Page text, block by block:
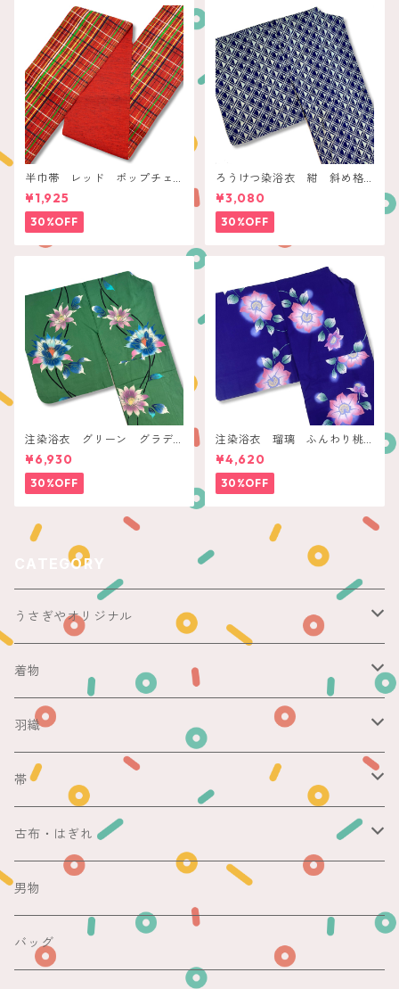
半巾帯 レッド ポップチェ
ック
¥1,925
30%OFF
ろうけつ染浴衣 紺 斜め格
子に鱗
¥3,080
30%OFF
注染浴衣 グリーン グラデ
ーションフラワー
¥6,930
30%OFF
注染浴衣 瑠璃 ふんわり桃
色クレマチス
¥4,620
30%OFF
CATEGORY
うさぎやオリジナル
ericoさん
レース足袋
マスキングテープ
防虫香
着物
袷
銘仙
紬
単衣
銘仙
紬
夏
浴衣
夏着物
羽織
銘仙
その他
帯
名古屋帯
袋帯
昼夜帯
古布・はぎれ
切売り
銘仙
銘仙集め
男物
バッグ